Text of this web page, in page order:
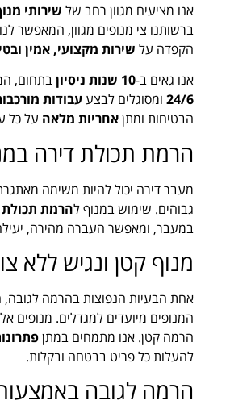
אנו מציעים מגוון רחב של שירותי
ברשותנו צי מנופים מגוון, המאפשר
הקפדה על שירות מקצועי, אמין
אנו גאים ב-10 שנות ניסיון
בתחום,
24/6 ומסוגלים לבצעעבודות
הבטיחות ומתןאחריות מלאה על כל
הרמת תכולת דירה
מעבר דירה יכול להיות משימה
גבוהים. שימוש במנוף להרמת תכולת
במעבר, ומאפשר העברה מהירה,
מנוף קטן ונגיש ללא
אחת הבעיות הנפוצות בהרמה לגובה,
המנופים מיועדים למגדלים. מנופים
הרמה קטן. אנו מתמחים במתן
להעלות כל פריט בבטחה ובקלות.
הרמה לגובה